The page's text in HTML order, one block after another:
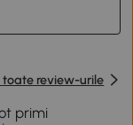
toate review-urile
primi